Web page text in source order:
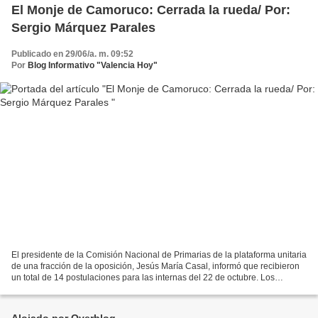
El Monje de Camoruco: Cerrada la rueda/ Por:
Sergio Márquez Parales
Publicado en 29/06/a. m. 09:52
Por Blog Informativo "Valencia Hoy"
El presidente de la Comisión Nacional de Primarias de la plataforma unitaria
de una fracción de la oposición, Jesús María Casal, informó que recibieron
un total de 14 postulaciones para las internas del 22 de octubre. Los